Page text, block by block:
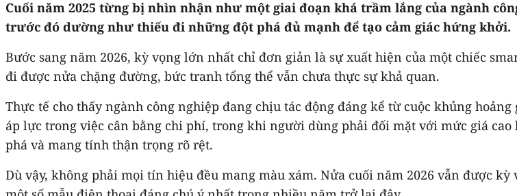
Cuối năm 2025 từng bị nhìn nhận như một giai đoạn khá trầm lắng của ngành
trước đó dường như thiếu đi những đột phá đủ mạnh để tạo cảm giác hứng khởi.
Bước sang năm 2026, kỳ vọng lớn nhất chỉ đơn giản là sự xuất hiện của một chiếc
đi được nửa chặng đường, bức tranh tổng thể vẫn chưa thực sự khả quan.
Thực tế cho thấy ngành công nghiệp đang chịu tác động đáng kể từ cuộc khủng
áp lực trong việc cân bằng chi phí, trong khi người dùng phải đối mặt với mức giá
phá và mang tính thận trọng rõ rệt.
Dù vậy, không phải mọi tín hiệu đều mang màu xám. Nửa cuối năm 2026 vẫn được